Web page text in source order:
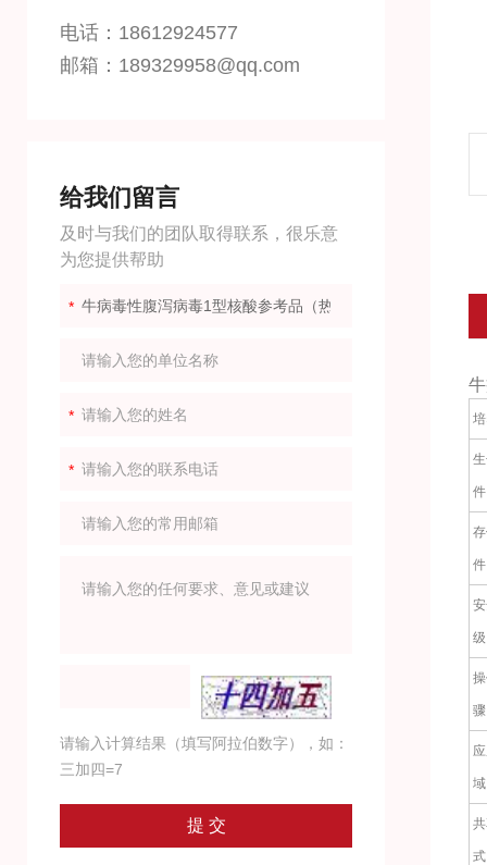
件
件
级
骤
域
式
电话：18612924577
邮箱：189329958@qq.com
给我们留言
及时与我们的团队取得联系，很乐意
为您提供帮助
请输入计算结果（填写阿拉伯数字），如：
三加四=7